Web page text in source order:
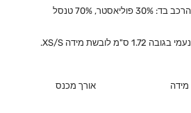
הרכב בד: 30% פוליאסטר, 70% טנסל
נעמי בגובה 1.72 ס"מ לובשת מידה XS/S.
מידה אורך מכנס